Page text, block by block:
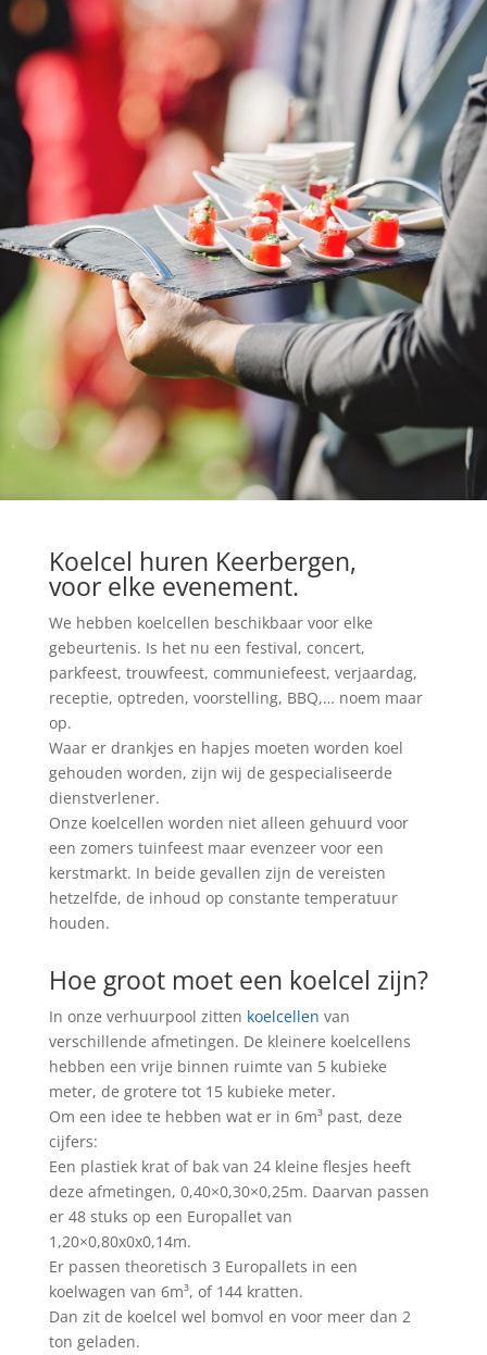
Koelcel huren Keerbergen,
voor elke evenement.
We hebben koelcellen beschikbaar voor elke
gebeurtenis. Is het nu een festival, concert,
parkfeest, trouwfeest, communiefeest, verjaardag,
receptie, optreden, voorstelling, BBQ,… noem maar
op.
Waar er drankjes en hapjes moeten worden koel
gehouden worden, zijn wij de gespecialiseerde
dienstverlener.
Onze koelcellen worden niet alleen gehuurd voor
een zomers tuinfeest maar evenzeer voor een
kerstmarkt. In beide gevallen zijn de vereisten
hetzelfde, de inhoud op constante temperatuur
houden.
Hoe groot moet een koelcel zijn?
In onze verhuurpool zitten koelcellen van
verschillende afmetingen. De kleinere koelcellens
hebben een vrije binnen ruimte van 5 kubieke
meter, de grotere tot 15 kubieke meter.
Om een idee te hebben wat er in 6m³ past, deze
cijfers:
Een plastiek krat of bak van 24 kleine flesjes heeft
deze afmetingen, 0,40×0,30×0,25m. Daarvan passen
er 48 stuks op een Europallet van
1,20×0,80x0x0,14m.
Er passen theoretisch 3 Europallets in een
koelwagen van 6m³, of 144 kratten.
Dan zit de koelcel wel bomvol en voor meer dan 2
ton geladen.